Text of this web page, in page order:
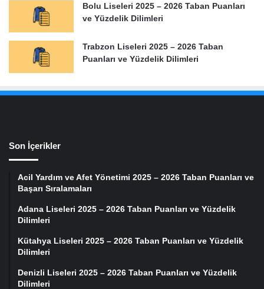
Bolu Liseleri 2025 – 2026 Taban Puanları
ve Yüzdelik Dilimleri
Trabzon Liseleri 2025 – 2026 Taban
Puanları ve Yüzdelik Dilimleri
Son İçerikler
Acil Yardım ve Afet Yönetimi 2025 – 2026 Taban Puanları ve
Başarı Sıralamaları
Adana Liseleri 2025 – 2026 Taban Puanları ve Yüzdelik
Dilimleri
Kütahya Liseleri 2025 – 2026 Taban Puanları ve Yüzdelik
Dilimleri
Denizli Liseleri 2025 – 2026 Taban Puanları ve Yüzdelik
Dilimleri